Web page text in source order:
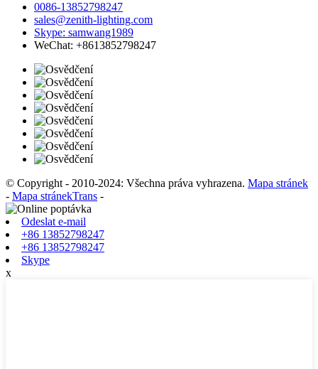
0086-13852798247
sales@zenith-lighting.com
Skype: samwang1989
WeChat: +8613852798247
© Copyright - 2010-2024: Všechna práva vyhrazena. Mapa stránek
- Mapa stránekTrans -
Odeslat e-mail
+86 13852798247
+86 13852798247
Skype
x